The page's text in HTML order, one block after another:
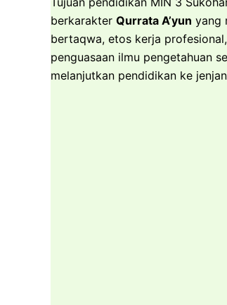
berkarakter Qurrata A’yun yang
bertaqwa, etos kerja
penguasaan ilmu pengetahuan
melanjutkan pendidikan ke